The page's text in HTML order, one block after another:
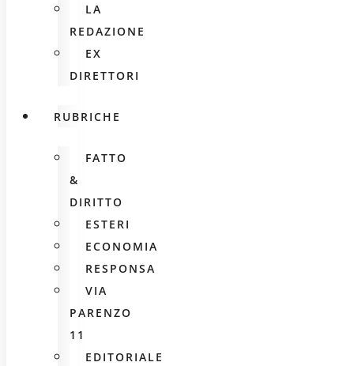
LA
REDAZIONE
EX
DIRETTORI
RUBRICHE
FATTO
&
DIRITTO
ESTERI
ECONOMIA
RESPONSA
VIA
PARENZO
11
EDITORIALE